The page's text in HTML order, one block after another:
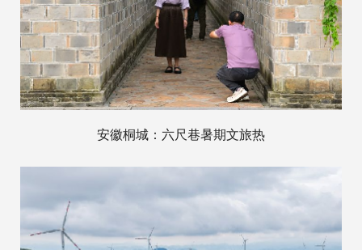
安徽桐城：六尺巷暑期文旅热